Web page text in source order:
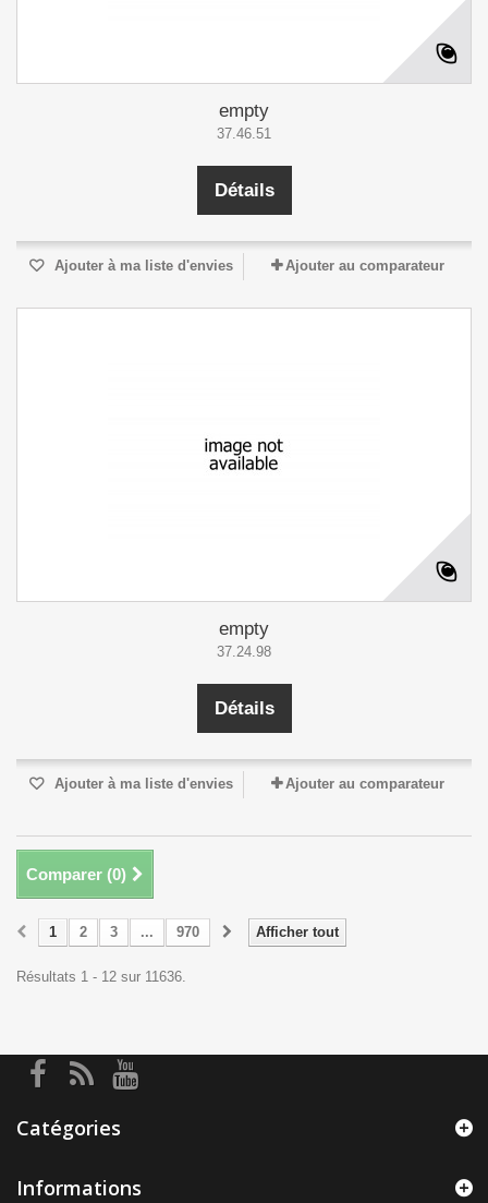
empty
37.46.51
Détails
Ajouter à ma liste d'envies Ajouter au comparateur
empty
37.24.98
Détails
Ajouter à ma liste d'envies Ajouter au comparateur
Comparer (0)
Afficher tout
1 2 3 ... 970
Résultats 1 - 12 sur 11636.
Catégories
Informations